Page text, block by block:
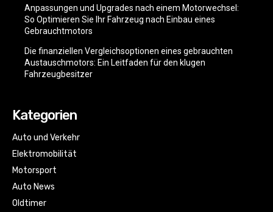
Anpassungen und Upgrades nach einem Motorwechsel:
So Optimieren Sie Ihr Fahrzeug nach Einbau eines
Gebrauchtmotors
Die finanziellen Vergleichsoptionen eines gebrauchten
Austauschmotors: Ein Leitfaden für den klugen
Fahrzeugbesitzer
Kategorien
Auto und Verkehr
Elektromobilität
Motorsport
Auto News
Oldtimer